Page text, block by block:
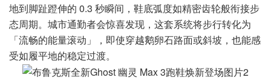
地到脚趾蹬伸的 0.3 秒瞬间，鞋底弧度如精密齿轮般衔接步
态周期。城市通勤者会惊喜发现，这套系统将步行转化为
「流畅的能量滚动」，即使穿越鹅卵石路面或斜坡，也能感
受如履平地的稳定过渡。